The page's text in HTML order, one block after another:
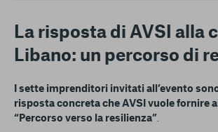
La risposta di AVSI alla
Libano: un percorso di
I sette imprenditori invitati all’evento
risposta concreta che AVSI vuole fornire
“Percorso verso la resilienza”